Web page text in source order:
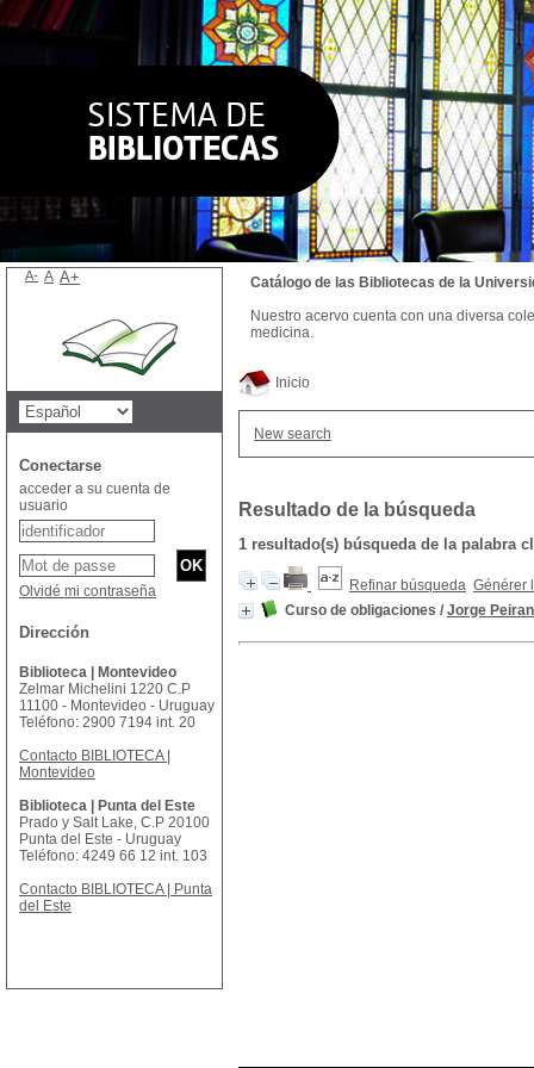
Inicio
New search
Resultado de la búsqueda
1 resultado(s) búsqueda de la palabra
Refinar búsqueda Générer
Curso de obligaciones / Jorge
Catálogo de las Bibliotecas de la
Nuestro acervo cuenta con una diversa
medicina.
A- A A+
Conectarse
acceder a su cuenta de
usuario
Olvidé mi contraseña
Dirección
Biblioteca | Montevideo
Zelmar Michelini 1220 C.P
11100 - Montevideo - Uruguay
Teléfono: 2900 7194 int. 20
Contacto BIBLIOTECA |
Montevideo
Biblioteca | Punta del Este
Prado y Salt Lake, C.P 20100
Punta del Este - Uruguay
Teléfono: 4249 66 12 int. 103
Contacto BIBLIOTECA | Punta
del Este